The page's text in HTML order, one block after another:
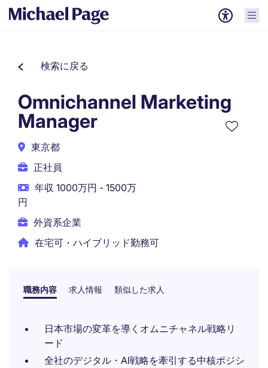
検索に戻る
Omnichannel Marketing
Manager
東京都
正社員
年収 1000万円 - 1500万
円
外資系企業
在宅可・ハイブリッド勤務可
職務内容 求人情報 類似した求人
日本市場の変革を導くオムニチャネル戦略リ
ード
全社のデジタル・AI戦略を牽引する中核ポジシ